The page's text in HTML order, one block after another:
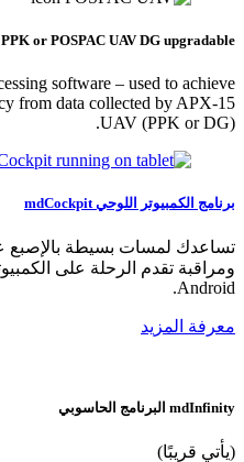
or POSPAC UAV DG upgradable
software – used to achieve
from data collected by APX-15
UAV (PPK or DG).
برنامج الكمبيوتر اللوحي mdCockpit
تساعدك لمسات بسيطة
ومراقبة تقدم الرحلة على
Android.
معرفة المزيد
mdInfinity البرنامج الحاسوبي
(يأتي قريبًا)